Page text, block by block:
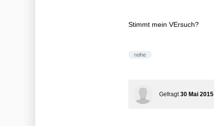
Stimmt mein VErsuch?
reihe
Gefragt 30 Mai 2015